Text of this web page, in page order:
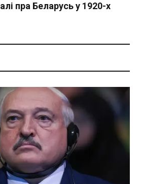
пра Беларусь у 1920-х